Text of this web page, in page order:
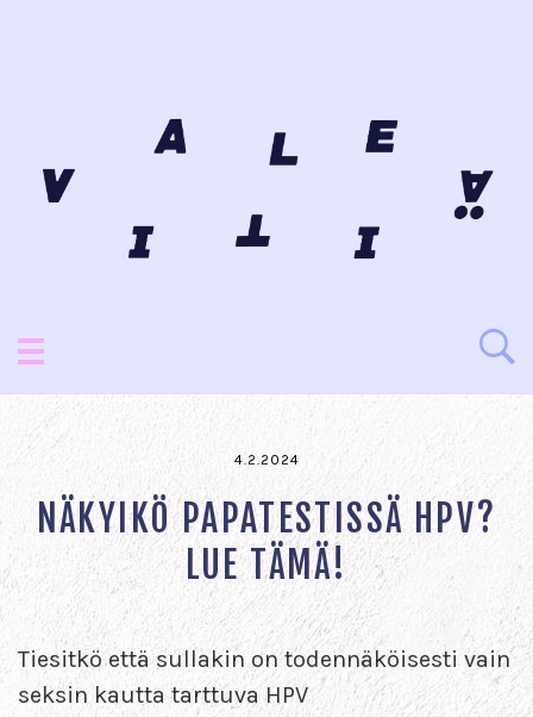
4.2.2024
NÄKYIKÖ PAPATESTISSÄ HPV?
LUE TÄMÄ!
Tiesitkö että sullakin on todennäköisesti vain
seksin kautta tarttuva HPV